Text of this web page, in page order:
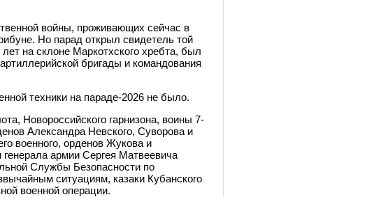
войны, проживающих сейчас в
Но парад открыл свидетель той
на склоне Маркотхского хребта, был
бригады и командования
техники на параде-2026 не было.
Новороссийского гарнизона, воины 7-
Александра Невского, Суворова и
военного, орденов Жукова и
армии Сергея Матвеевича
Службы Безопасности по
ситуациям, казаки Кубанского
военной операции.